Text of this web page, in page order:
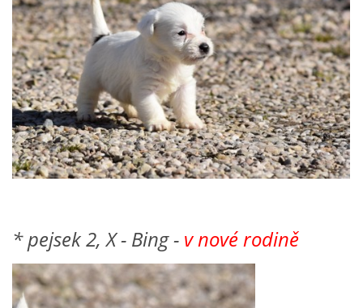
* pejsek 2, X - Bing - v nové rodině